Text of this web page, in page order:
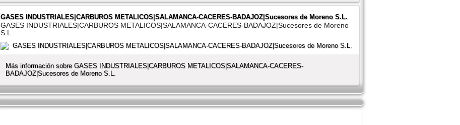
GASES INDUSTRIALES|CARBUROS METALICOS|SALAMANCA-CACERES-BADAJOZ|Sucesores de Moreno S.L.
GASES INDUSTRIALES|CARBUROS METALICOS|SALAMANCA-CACERES-BADAJOZ|Sucesores de Moreno
S.L.
Más información sobre GASES INDUSTRIALES|CARBUROS METALICOS|SALAMANCA-CACERES-
BADAJOZ|Sucesores de Moreno S.L.